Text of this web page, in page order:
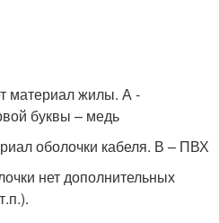
материал жилы. А -
буквы – медь
оболочки кабеля. В – ПВХ
нет дополнительных